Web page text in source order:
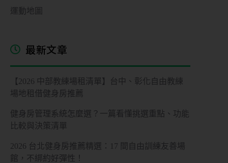
運動地圖
最新文章
【2026 中部教練場租清單】台中、彰化自由教練
場地租借健身房推薦
健身房管理系統怎麼選？一篇看懂挑選重點、功能
比較與決策清單
2026 台北健身房推薦精選：17 間自由訓練友善場
館，不綁約好彈性！